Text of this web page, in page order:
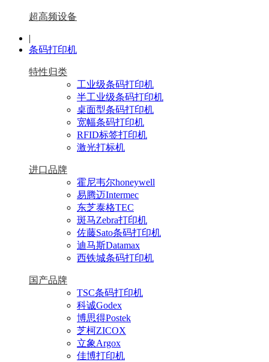
超高频设备
|
条码打印机
特性归类
工业级条码打印机
半工业级条码打印机
桌面型条码打印机
宽幅条码打印机
RFID标签打印机
激光打标机
进口品牌
霍尼韦尔honeywell
易腾迈Intermec
东芝泰格TEC
斑马Zebra打印机
佐藤Sato条码打印机
迪马斯Datamax
西铁城条码打印机
国产品牌
TSC条码打印机
科诚Godex
博思得Postek
芝柯ZICOX
立象Argox
佳博打印机